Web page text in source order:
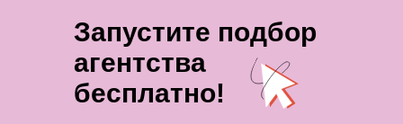
Запустите подбор
агентства
бесплатно!